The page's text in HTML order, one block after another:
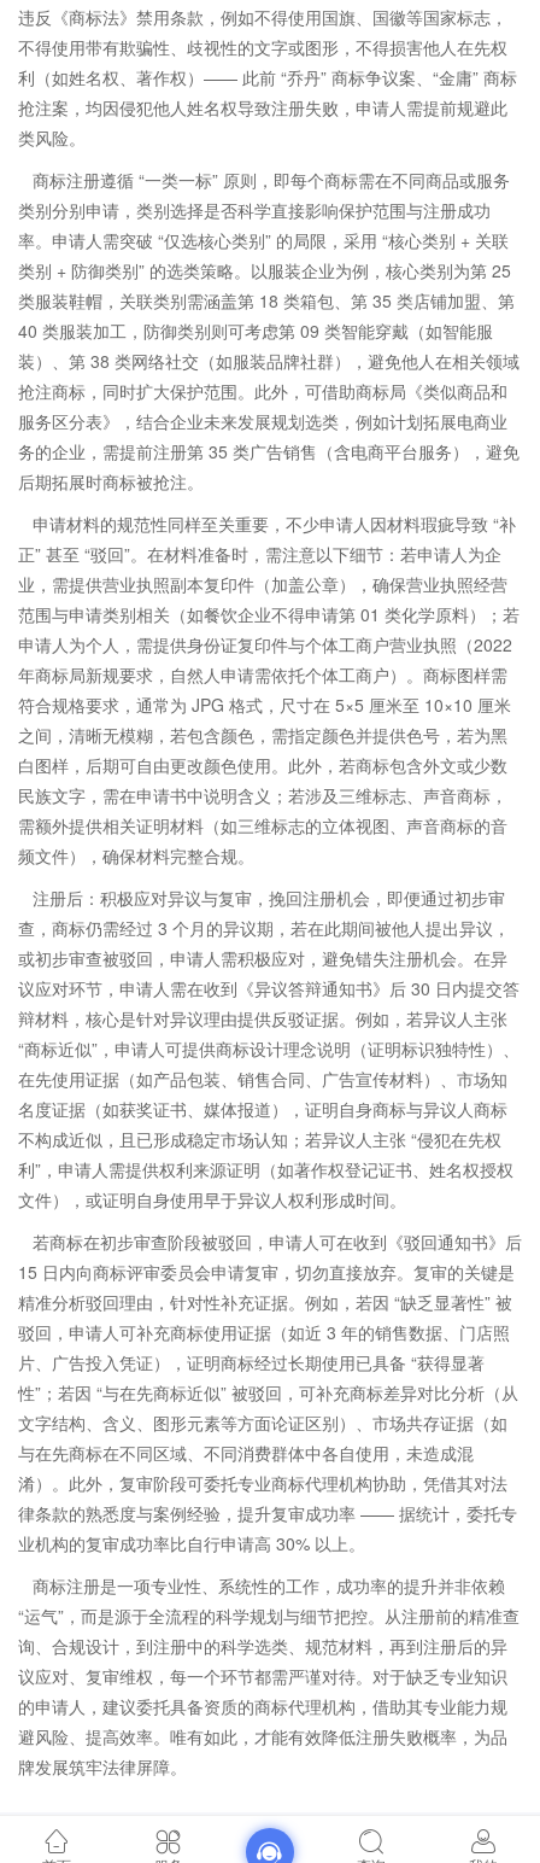
违反《商标法》禁用条款，例如不得使用国旗、国徽等国家标志，
不得使用带有欺骗性、歧视性的文字或图形，不得损害他人在先权
利（如姓名权、著作权）—— 此前 “乔丹” 商标争议案、“金庸” 商标
抢注案，均因侵犯他人姓名权导致注册失败，申请人需提前规避此
类风险。
商标注册遵循 “一类一标” 原则，即每个商标需在不同商品或服务
类别分别申请，类别选择是否科学直接影响保护范围与注册成功
率。申请人需突破 “仅选核心类别” 的局限，采用 “核心类别 + 关联
类别 + 防御类别” 的选类策略。以服装企业为例，核心类别为第 25
类服装鞋帽，关联类别需涵盖第 18 类箱包、第 35 类店铺加盟、第
40 类服装加工，防御类别则可考虑第 09 类智能穿戴（如智能服
装）、第 38 类网络社交（如服装品牌社群），避免他人在相关领域
抢注商标，同时扩大保护范围。此外，可借助商标局《类似商品和
服务区分表》，结合企业未来发展规划选类，例如计划拓展电商业
务的企业，需提前注册第 35 类广告销售（含电商平台服务），避免
后期拓展时商标被抢注。
申请材料的规范性同样至关重要，不少申请人因材料瑕疵导致 “补
正” 甚至 “驳回”。在材料准备时，需注意以下细节：若申请人为企
业，需提供营业执照副本复印件（加盖公章），确保营业执照经营
范围与申请类别相关（如餐饮企业不得申请第 01 类化学原料）；若
申请人为个人，需提供身份证复印件与个体工商户营业执照（2022
年商标局新规要求，自然人申请需依托个体工商户）。商标图样需
符合规格要求，通常为 JPG 格式，尺寸在 5×5 厘米至 10×10 厘米
之间，清晰无模糊，若包含颜色，需指定颜色并提供色号，若为黑
白图样，后期可自由更改颜色使用。此外，若商标包含外文或少数
民族文字，需在申请书中说明含义；若涉及三维标志、声音商标，
需额外提供相关证明材料（如三维标志的立体视图、声音商标的音
频文件），确保材料完整合规。
注册后：积极应对异议与复审，挽回注册机会 ​， 即便通过初步审
查，商标仍需经过 3 个月的异议期，若在此期间被他人提出异议，
或初步审查被驳回，申请人需积极应对，避免错失注册机会。在异
议应对环节，申请人需在收到《异议答辩通知书》后 30 日内提交答
辩材料，核心是针对异议理由提供反驳证据。例如，若异议人主张
“商标近似”，申请人可提供商标设计理念说明（证明标识独特性）、
在先使用证据（如产品包装、销售合同、广告宣传材料）、市场知
名度证据（如获奖证书、媒体报道），证明自身商标与异议人商标
不构成近似，且已形成稳定市场认知；若异议人主张 “侵犯在先权
利”，申请人需提供权利来源证明（如著作权登记证书、姓名权授权
文件），或证明自身使用早于异议人权利形成时间。
若商标在初步审查阶段被驳回，申请人可在收到《驳回通知书》后
15 日内向商标评审委员会申请复审，切勿直接放弃。复审的关键是
精准分析驳回理由，针对性补充证据。例如，若因 “缺乏显著性” 被
驳回，申请人可补充商标使用证据（如近 3 年的销售数据、门店照
片、广告投入凭证），证明商标经过长期使用已具备 “获得显著
性”；若因 “与在先商标近似” 被驳回，可补充商标差异对比分析（从
文字结构、含义、图形元素等方面论证区别）、市场共存证据（如
与在先商标在不同区域、不同消费群体中各自使用，未造成混
淆）。此外，复审阶段可委托专业商标代理机构协助，凭借其对法
律条款的熟悉度与案例经验，提升复审成功率 —— 据统计，委托专
业机构的复审成功率比自行申请高 30% 以上。
商标注册是一项专业性、系统性的工作，成功率的提升并非依赖
“运气”，而是源于全流程的科学规划与细节把控。从注册前的精准查
询、合规设计，到注册中的科学选类、规范材料，再到注册后的异
议应对、复审维权，每一个环节都需严谨对待。对于缺乏专业知识
的申请人，建议委托具备资质的商标代理机构，借助其专业能力规
避风险、提高效率。唯有如此，才能有效降低注册失败概率，为品
牌发展筑牢法律屏障。